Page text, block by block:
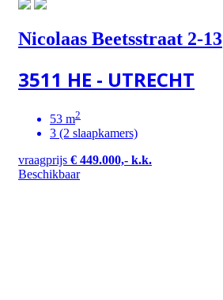
Nicolaas Beetsstraat 2-13
3511 HE - UTRECHT
53 m2
3 (2 slaapkamers)
vraagprijs € 449.000,- k.k.
Beschikbaar